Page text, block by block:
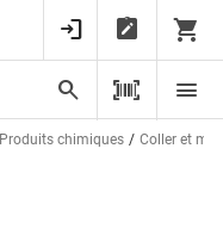
Produits chimiques Coller et